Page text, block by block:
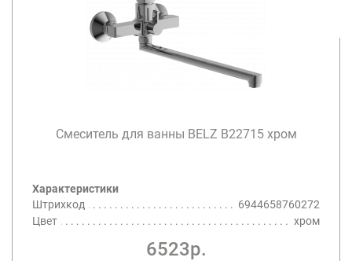
Смеситель для ванны BELZ B22715 хром
Характеристики
Штрихкод
6944658760272
Цвет
хром
6523р.